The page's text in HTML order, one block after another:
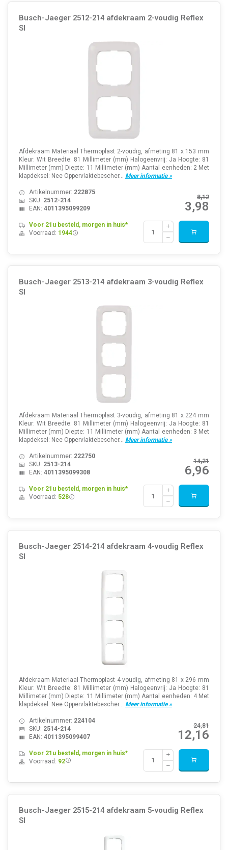
Busch-Jaeger 2512-214 afdekraam 2-voudig Reflex
SI
Afdekraam Materiaal Thermoplast 2-voudig, afmeting 81 x 153 mm
Kleur: Wit Breedte: 81 Millimeter (mm) Halogeenvrij: Ja Hoogte: 81
Millimeter (mm) Diepte: 11 Millimeter (mm) Aantal eenheden: 2 Met
klapdeksel: Nee Oppervlaktebescher... Meer informatie »
8,12
3,98
Artikelnummer: 222875
SKU: 2512-214
EAN: 4011395099209
Voor 21u besteld, morgen in huis*
Voorraad: 1944
Busch-Jaeger 2513-214 afdekraam 3-voudig Reflex
SI
Afdekraam Materiaal Thermoplast 3-voudig, afmeting 81 x 224 mm
Kleur: Wit Breedte: 81 Millimeter (mm) Halogeenvrij: Ja Hoogte: 81
Millimeter (mm) Diepte: 11 Millimeter (mm) Aantal eenheden: 3 Met
klapdeksel: Nee Oppervlaktebescher... Meer informatie »
14,21
6,96
Artikelnummer: 222750
SKU: 2513-214
EAN: 4011395099308
Voor 21u besteld, morgen in huis*
Voorraad: 528
Busch-Jaeger 2514-214 afdekraam 4-voudig Reflex
SI
Afdekraam Materiaal Thermoplast 4-voudig, afmeting 81 x 296 mm
Kleur: Wit Breedte: 81 Millimeter (mm) Halogeenvrij: Ja Hoogte: 81
Millimeter (mm) Diepte: 11 Millimeter (mm) Aantal eenheden: 4 Met
klapdeksel: Nee Oppervlaktebescher... Meer informatie »
24,81
12,16
Artikelnummer: 224104
SKU: 2514-214
EAN: 4011395099407
Voor 21u besteld, morgen in huis*
Voorraad: 92
Busch-Jaeger 2515-214 afdekraam 5-voudig Reflex
SI